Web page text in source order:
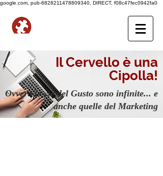
google.com, pub-6828211478809340, DIRECT, f08c47fec0942fa0
Il Cervello è una
Cipolla!
Ovvero le vie del Gusto sono infinite... e
anche quelle del Marketing